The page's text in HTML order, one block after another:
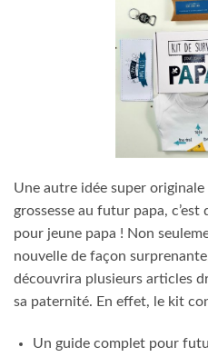
Une autre idée super
grossesse au futur papa,
pour jeune papa ! Non
nouvelle de façon
découvrira plusieurs articles
sa paternité. En effet, le kit
Un guide complet pour